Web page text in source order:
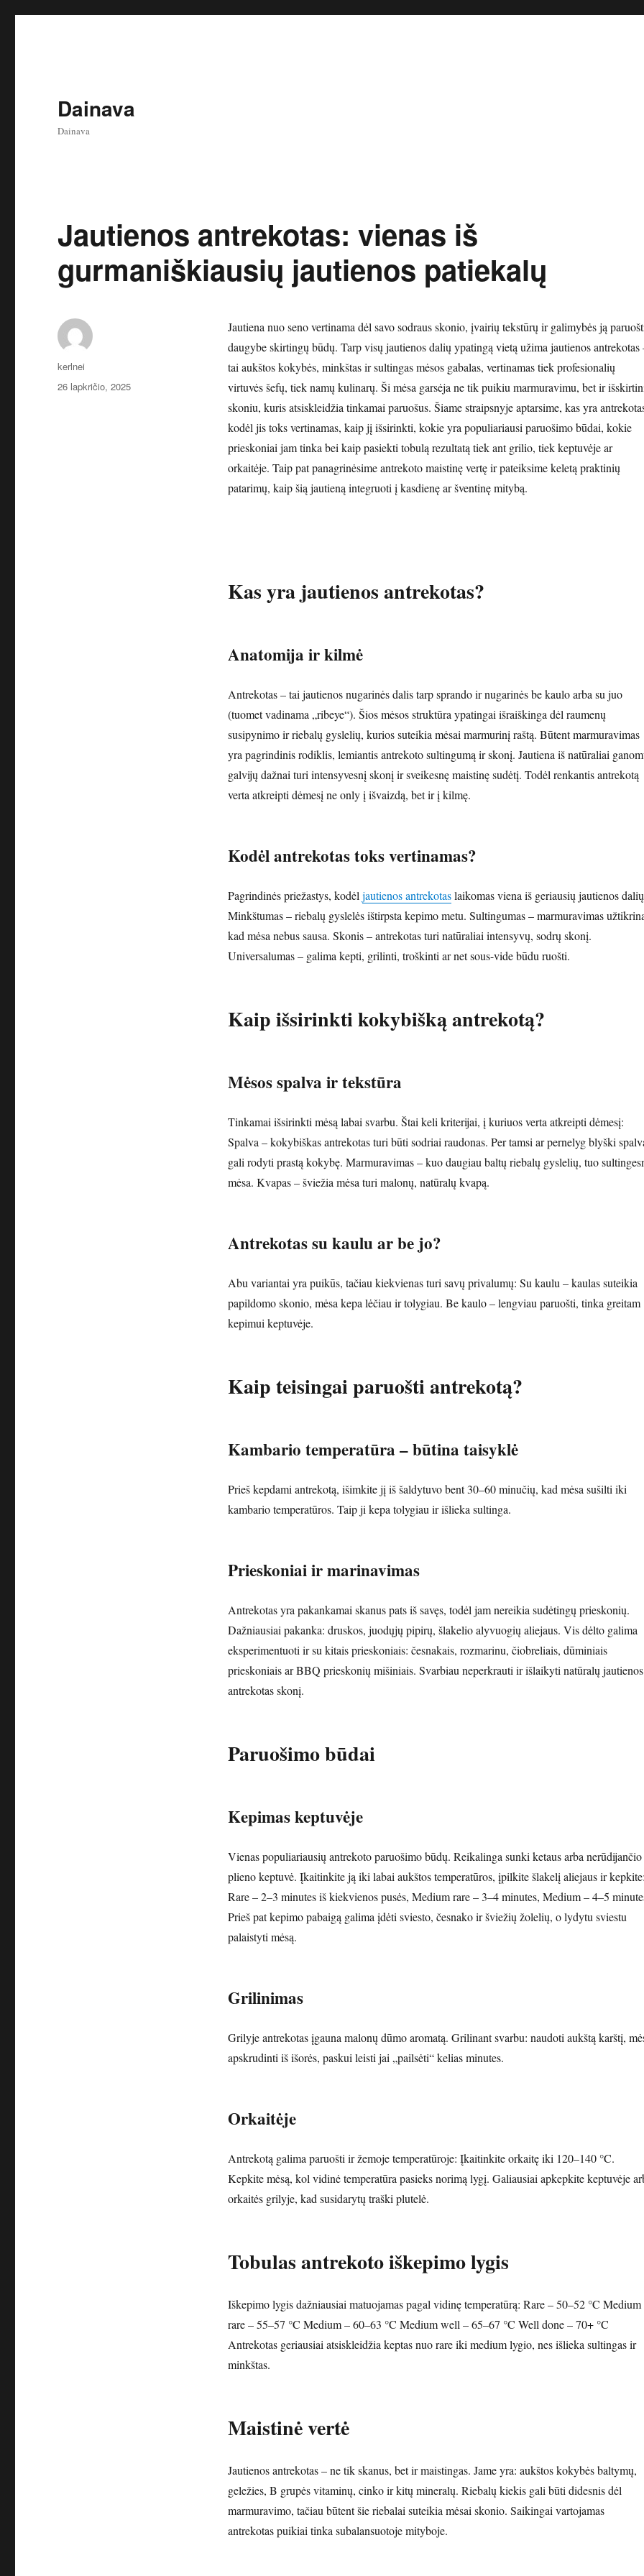
Dainava
Dainava
Jautienos antrekotas: vienas iš
gurmaniškiausių jautienos patiekalų
Jautiena nuo seno vertinama dėl savo sodraus skonio, įvairių tekstūrų ir galimybės ją
daugybe skirtingų būdų. Tarp visų jautienos dalių ypatingą vietą užima jautienos antrekotas
tai aukštos kokybės, minkštas ir sultingas mėsos gabalas, vertinamas tiek profesionalių
virtuvės šefų, tiek namų kulinarų. Ši mėsa garsėja ne tik puikiu marmuravimu, bet ir
skoniu, kuris atsiskleidžia tinkamai paruošus. Šiame straipsnyje aptarsime, kas yra
kodėl jis toks vertinamas, kaip jį išsirinkti, kokie yra populiariausi paruošimo būdai, kokie
prieskoniai jam tinka bei kaip pasiekti tobulą rezultatą tiek ant grilio, tiek keptuvėje ar
orkaitėje. Taip pat panagrinėsime antrekoto maistinę vertę ir pateiksime keletą praktinių
patarimų, kaip šią jautieną integruoti į kasdienę ar šventinę mitybą.
Kas yra jautienos antrekotas?
Anatomija ir kilmė
Antrekotas – tai jautienos nugarinės dalis tarp sprando ir nugarinės be kaulo arba su juo
(tuomet vadinama „ribeye“). Šios mėsos struktūra ypatingai išraiškinga dėl raumenų
susipynimo ir riebalų gyslelių, kurios suteikia mėsai marmurinį raštą. Būtent marmuravimas
yra pagrindinis rodiklis, lemiantis antrekoto sultingumą ir skonį. Jautiena iš natūraliai
galvijų dažnai turi intensyvesnį skonį ir sveikesnę maistinę sudėtį. Todėl renkantis antrekotą
verta atkreipti dėmesį ne only į išvaizdą, bet ir į kilmę.
Kodėl antrekotas toks vertinamas?
Pagrindinės priežastys, kodėl jautienos antrekotaslaikomas viena iš geriausių jautienos
Minkštumas – riebalų gyslelės ištirpsta kepimo metu. Sultingumas – marmuravimas
kad mėsa nebus sausa. Skonis – antrekotas turi natūraliai intensyvų, sodrų skonį.
Universalumas – galima kepti, grilinti, troškinti ar net sous-vide būdu ruošti.
Kaip išsirinkti kokybišką antrekotą?
Mėsos spalva ir tekstūra
Tinkamai išsirinkti mėsą labai svarbu. Štai keli kriterijai, į kuriuos verta atkreipti dėmesį:
Spalva – kokybiškas antrekotas turi būti sodriai raudonas. Per tamsi ar pernelyg blyški
gali rodyti prastą kokybę. Marmuravimas – kuo daugiau baltų riebalų gyslelių, tuo
mėsa. Kvapas – šviežia mėsa turi malonų, natūralų kvapą.
Antrekotas su kaulu ar be jo?
Abu variantai yra puikūs, tačiau kiekvienas turi savų privalumų: Su kaulu – kaulas suteikia
papildomo skonio, mėsa kepa lėčiau ir tolygiau. Be kaulo – lengviau paruošti, tinka greitam
kepimui keptuvėje.
Kaip teisingai paruošti antrekotą?
Kambario temperatūra – būtina taisyklė
Prieš kepdami antrekotą, išimkite jį iš šaldytuvo bent 30–60 minučių, kad mėsa sušilti iki
kambario temperatūros. Taip ji kepa tolygiau ir išlieka sultinga.
Prieskoniai ir marinavimas
Antrekotas yra pakankamai skanus pats iš savęs, todėl jam nereikia sudėtingų prieskonių.
Dažniausiai pakanka: druskos, juodųjų pipirų, šlakelio alyvuogių aliejaus. Vis dėlto galima
eksperimentuoti ir su kitais prieskoniais: česnakais, rozmarinu, čiobreliais, dūminiais
prieskoniais ar BBQ prieskonių mišiniais. Svarbiau neperkrauti ir išlaikyti natūralų jautienos
antrekotas skonį.
Paruošimo būdai
Kepimas keptuvėje
Vienas populiariausių antrekoto paruošimo būdų. Reikalinga sunki ketaus arba nerūdijančio
plieno keptuvė. Įkaitinkite ją iki labai aukštos temperatūros, įpilkite šlakelį aliejaus ir
Rare – 2–3 minutes iš kiekvienos pusės, Medium rare – 3–4 minutes, Medium – 4–5
Prieš pat kepimo pabaigą galima įdėti sviesto, česnako ir šviežių žolelių, o lydytu sviestu
palaistyti mėsą.
Grilinimas
Grilyje antrekotas įgauna malonų dūmo aromatą. Grilinant svarbu: naudoti aukštą karštį,
apskrudinti iš išorės, paskui leisti jai „pailsėti“ kelias minutes.
Orkaitėje
Antrekotą galima paruošti ir žemoje temperatūroje: Įkaitinkite orkaitę iki 120–140 °C.
Kepkite mėsą, kol vidinė temperatūra pasieks norimą lygį. Galiausiai apkepkite keptuvėje
orkaitės grilyje, kad susidarytų traški plutelė.
Tobulas antrekoto iškepimo lygis
Iškepimo lygis dažniausiai matuojamas pagal vidinę temperatūrą: Rare – 50–52 °C Medium
rare – 55–57 °C Medium – 60–63 °C Medium well – 65–67 °C Well done – 70+ °C
Antrekotas geriausiai atsiskleidžia keptas nuo rare iki medium lygio, nes išlieka sultingas ir
minkštas.
Maistinė vertė
Jautienos antrekotas – ne tik skanus, bet ir maistingas. Jame yra: aukštos kokybės baltymų,
geležies, B grupės vitaminų, cinko ir kitų mineralų. Riebalų kiekis gali būti didesnis dėl
marmuravimo, tačiau būtent šie riebalai suteikia mėsai skonio. Saikingai vartojamas
antrekotas puikiai tinka subalansuotoje mityboje.
Autorius
kerlnei
Paskelbta
26 lapkričio, 2025